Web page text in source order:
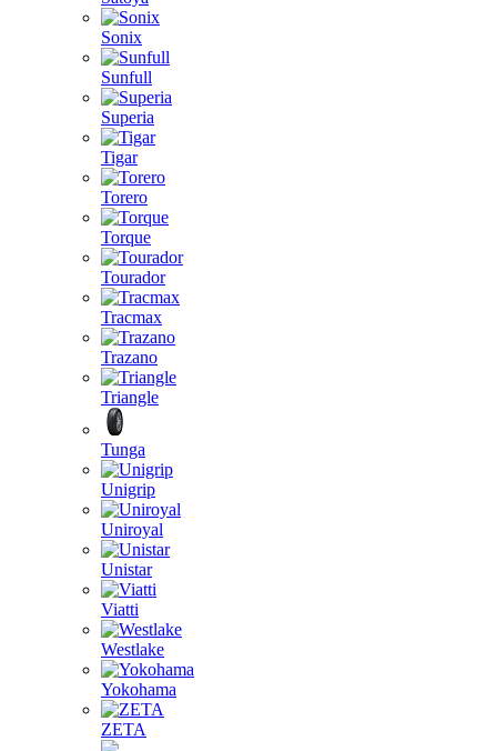
Sonix
Sunfull
Superia
Tigar
Torero
Torque
Tourador
Tracmax
Trazano
Triangle
Tunga
Unigrip
Uniroyal
Unistar
Viatti
Westlake
Yokohama
ZETA